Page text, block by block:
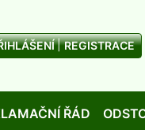
REGISTRACE
ŘÁD